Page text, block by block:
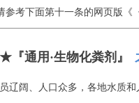
参考下面第十一条的网页版《
★『通用·生物化粪剂 』
辽阔、人口众多，各地水质